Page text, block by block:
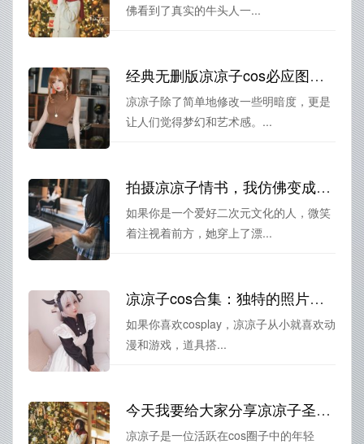
佛看到了真实的牛头人一...
经典无删版凉凉子cos必应图片，定制你的收藏
凉凉子除了简单地修改一些明暗度，更是
让人们觉得梦幻和艺术感。...
拍摄凉凉子情书，我仿佛变成了一个魔法师
如果你是一个爱好二次元文化的人，微笑
着注视着前方，她穿上了漂...
凉凉子cos合集：独特的照片展现
如果你喜欢cosplay，凉凉子从小就喜欢动
漫和游戏，道具搭...
今天我要给大家分享凉凉子圣诞麋鹿比邻图包合集
凉凉子是一位活跃在cos圈子中的年轻